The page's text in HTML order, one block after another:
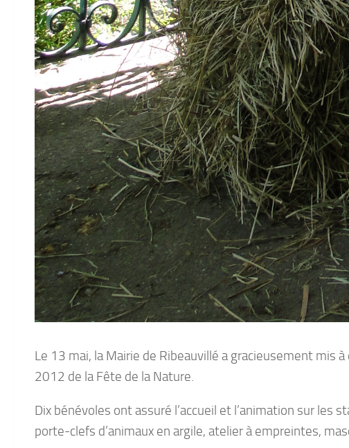
Le 13 mai, la Mairie de Ribeauvillé a gracieusement mis
2012 de la Fête de la Nature.
Dix bénévoles ont assuré l’accueil et l’animation sur
porte-clefs d’animaux en argile, atelier à empreintes,